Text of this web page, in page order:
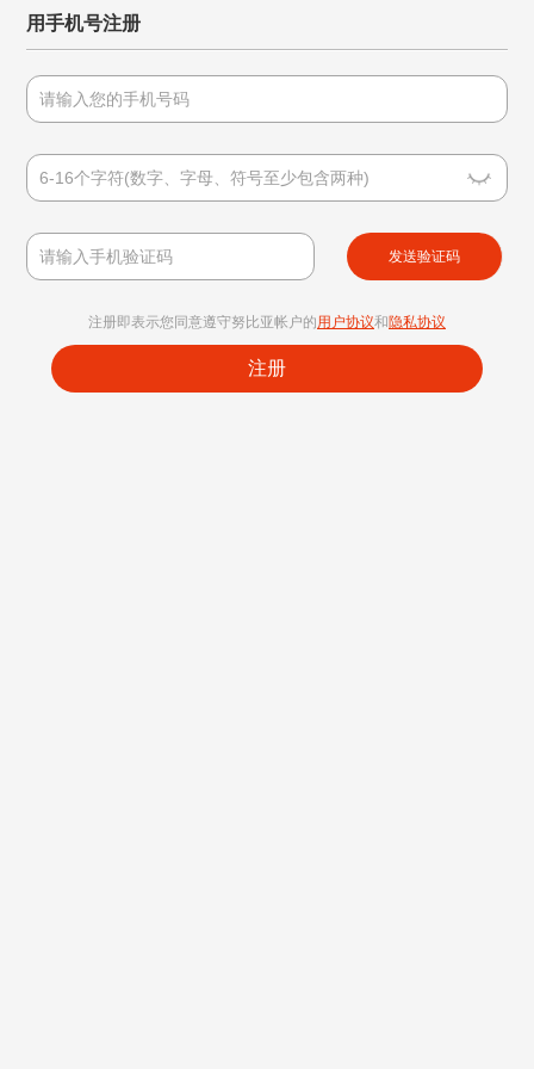
用手机号注册
发送验证码
注册即表示您同意遵守努比亚帐户的用户协议和隐私协议